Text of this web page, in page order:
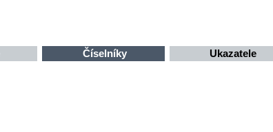
Číselníky Ukazatele